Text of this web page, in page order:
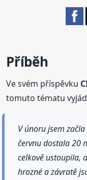
Příběh
Ve svém příspěvku
tomuto tématu
V únoru jsem
červnu dostala 20
celkově ustoupila,
hrozné a závratě